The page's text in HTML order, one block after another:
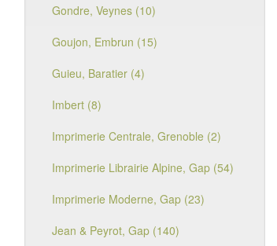
Gondre, Veynes (10)
Goujon, Embrun (15)
Guieu, Baratier (4)
Imbert (8)
Imprimerie Centrale, Grenoble (2)
Imprimerie Librairie Alpine, Gap (54)
Imprimerie Moderne, Gap (23)
Jean & Peyrot, Gap (140)